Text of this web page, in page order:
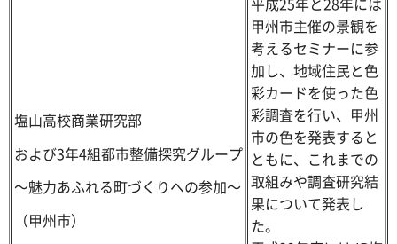
塩山高校商業研究部
および3年4組都市整備探究グループ
～魅力あふれる町づくりへの参加～
（甲州市）
甲州市主催の景観を
考えるセミナーに参
加し、地域住民と色
彩カードを使った色
彩調査を行い、甲州
市の色を発表すると
ともに、これまでの
取組みや調査研究結
果について発表し
た。